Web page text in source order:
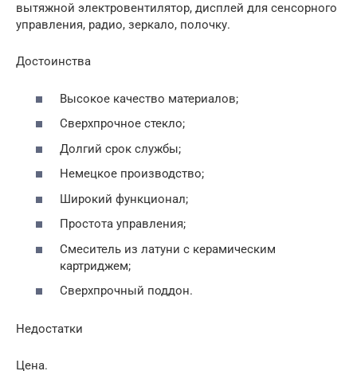
вытяжной электровентилятор, дисплей для сенсорного
управления, радио, зеркало, полочку.
Достоинства
Высокое качество материалов;
Сверхпрочное стекло;
Долгий срок службы;
Немецкое производство;
Широкий функционал;
Простота управления;
Смеситель из латуни с керамическим
картриджем;
Сверхпрочный поддон.
Недостатки
Цена.